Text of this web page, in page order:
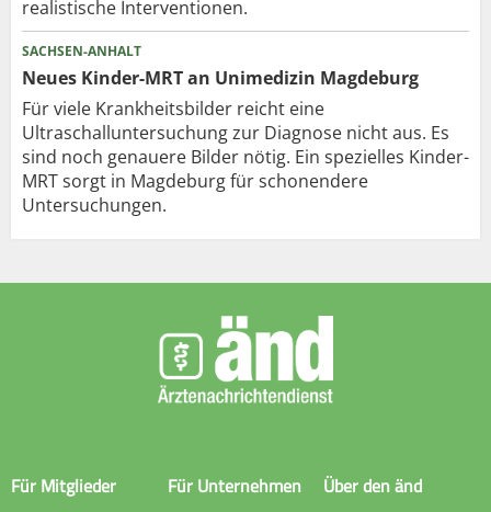
realistische Interventionen.
SACHSEN-ANHALT
Neues Kinder-MRT an Unimedizin Magdeburg
Für viele Krankheitsbilder reicht eine
Ultraschalluntersuchung zur Diagnose nicht aus. Es
sind noch genauere Bilder nötig. Ein spezielles Kinder-
MRT sorgt in Magdeburg für schonendere
Untersuchungen.
Für Mitglieder Für Unternehmen Über den änd